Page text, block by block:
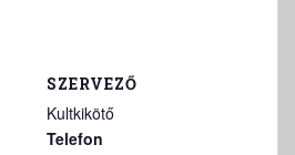
SZERVEZŐ
Kultkikötő
Telefon